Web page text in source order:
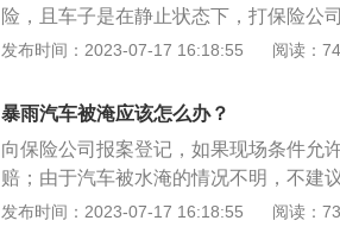
险，且车子是在静止状态下，打保险公
偿。2、发动机进水：不能启动车子，
时车内部件因积水受到损失，而且涉水
级的分类：水淹等级一为积水刚刚没至
半，水淹等级三为积水几乎完全没过轮
水淹等级五为积水完全没过发动机舱盖
发布时间：2023-07-17 16:18:55 阅读：
暴雨汽车被淹应该怎么办？
向保险公司报案登记，如果现场条件允
赔；由于汽车被水淹的情况不明，不建
车救援服务，或自行联系救援公司进行
发布时间：2023-07-17 16:18:55 阅读：